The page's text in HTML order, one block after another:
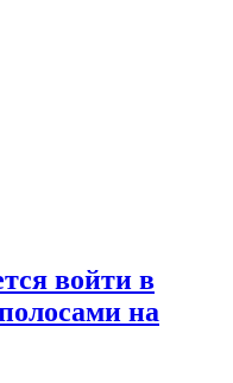
войти в
на